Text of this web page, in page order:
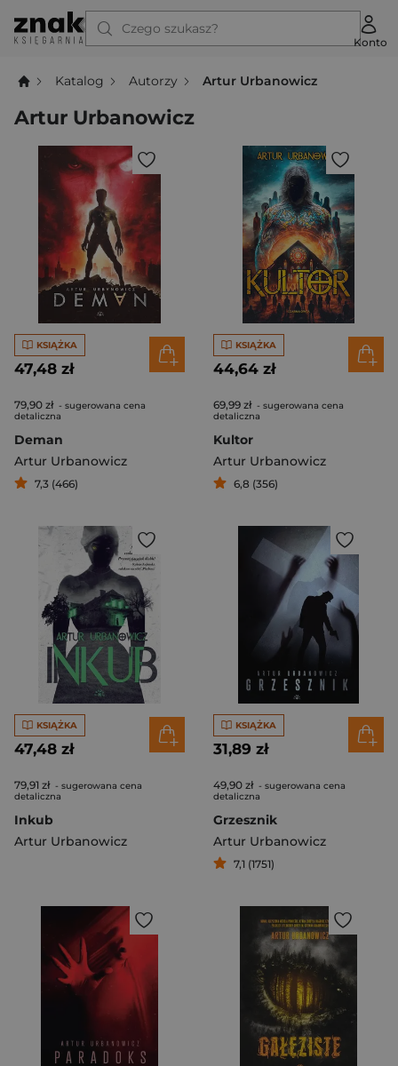
Czego szukasz?
Konto
Katalog Autorzy Artur Urbanowicz
Artur Urbanowicz
KSIĄŻKA
47,48 zł
79,90 zł - sugerowana cena
detaliczna
Deman
Artur Urbanowicz
7,3 (466)
KSIĄŻKA
44,64 zł
69,99 zł - sugerowana cena
detaliczna
Kultor
Artur Urbanowicz
6,8 (356)
KSIĄŻKA
47,48 zł
79,91 zł - sugerowana cena
detaliczna
Inkub
Artur Urbanowicz
KSIĄŻKA
31,89 zł
49,90 zł - sugerowana cena
detaliczna
Grzesznik
Artur Urbanowicz
7,1 (1751)